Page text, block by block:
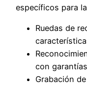
específicos para
Ruedas de
con garantías
Grabación